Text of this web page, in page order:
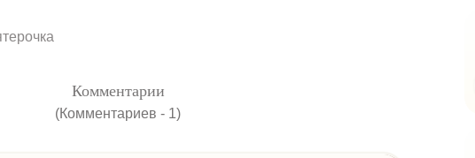
Комментарии
(Комментариев - 1)